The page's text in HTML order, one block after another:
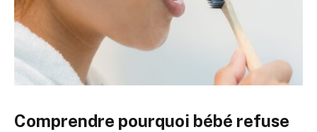
Comprendre pourquoi bébé refuse